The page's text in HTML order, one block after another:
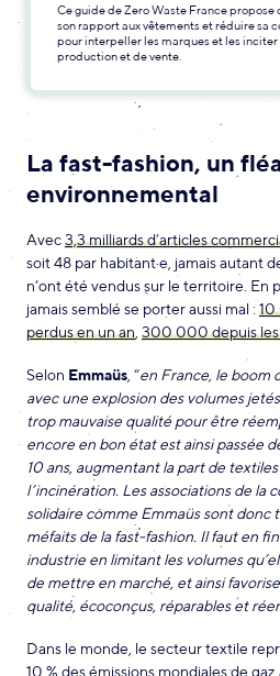
Ce guide de Zero Waste France propose
son rapport aux vêtements et réduire sa
pour interpeller les marques et les
production et de vente.
La fast-fashion, un
environnemental
Avec3,3 milliards d’articles
soit 48 par habitant·e, jamais autant
n’ont été vendus sur le territoire. En
jamais semblé se porter aussi mal : 10
perdus en un an 300 000 depuis les
Selon Emmaüs , “en France, le boom
avec une explosion des volumes
trop mauvaise qualité pour être
encore en bon état est ainsi passée
10 ans, augmentant la part de
l’incinération. Les associations de la
solidaire comme Emmaüs sont donc
méfaits de la fast-fashion. Il faut en
industrie en limitant les volumes
de mettre en marché, et ainsi
qualité, écoconçus, réparables et
Dans le monde, le secteur textile
10 % des émissions mondiales de